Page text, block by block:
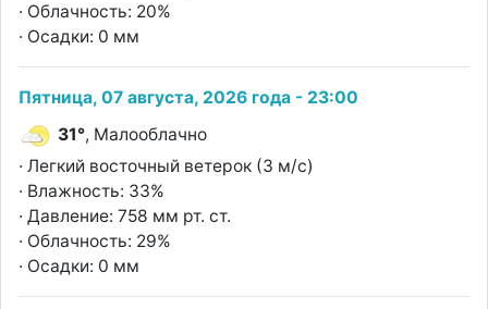
· Облачность: 20%
· Осадки: 0 мм
Пятница, 07 августа, 2026 года - 23:00
31°, Малооблачно
· Легкий восточный ветерок (3 м/с)
· Влажность: 33%
· Давление: 758 мм рт. ст.
· Облачность: 29%
· Осадки: 0 мм